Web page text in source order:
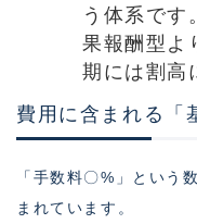
う体系です
果報酬型よ
期には割高
費用に含まれる「
「手数料〇%」という
まれています。